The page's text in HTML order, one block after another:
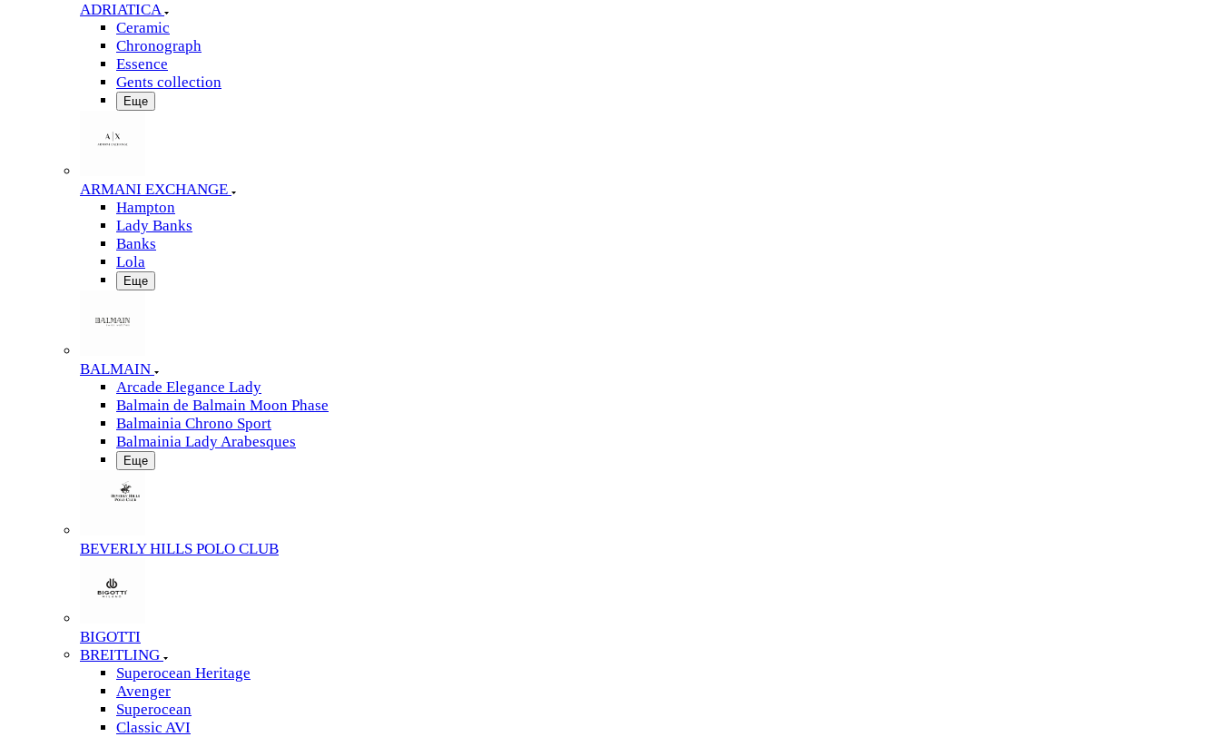
ADRIATICA
Ceramic
Chronograph
Essence
Gents collection
Еще
ARMANI EXCHANGE
Hampton
Lady Banks
Banks
Lola
Еще
BALMAIN
Arcade Elegance Lady
Balmain de Balmain Moon Phase
Balmainia Chrono Sport
Balmainia Lady Arabesques
Еще
BEVERLY HILLS POLO CLUB
BIGOTTI
BREITLING
Superocean Heritage
Avenger
Superocean
Classic AVI